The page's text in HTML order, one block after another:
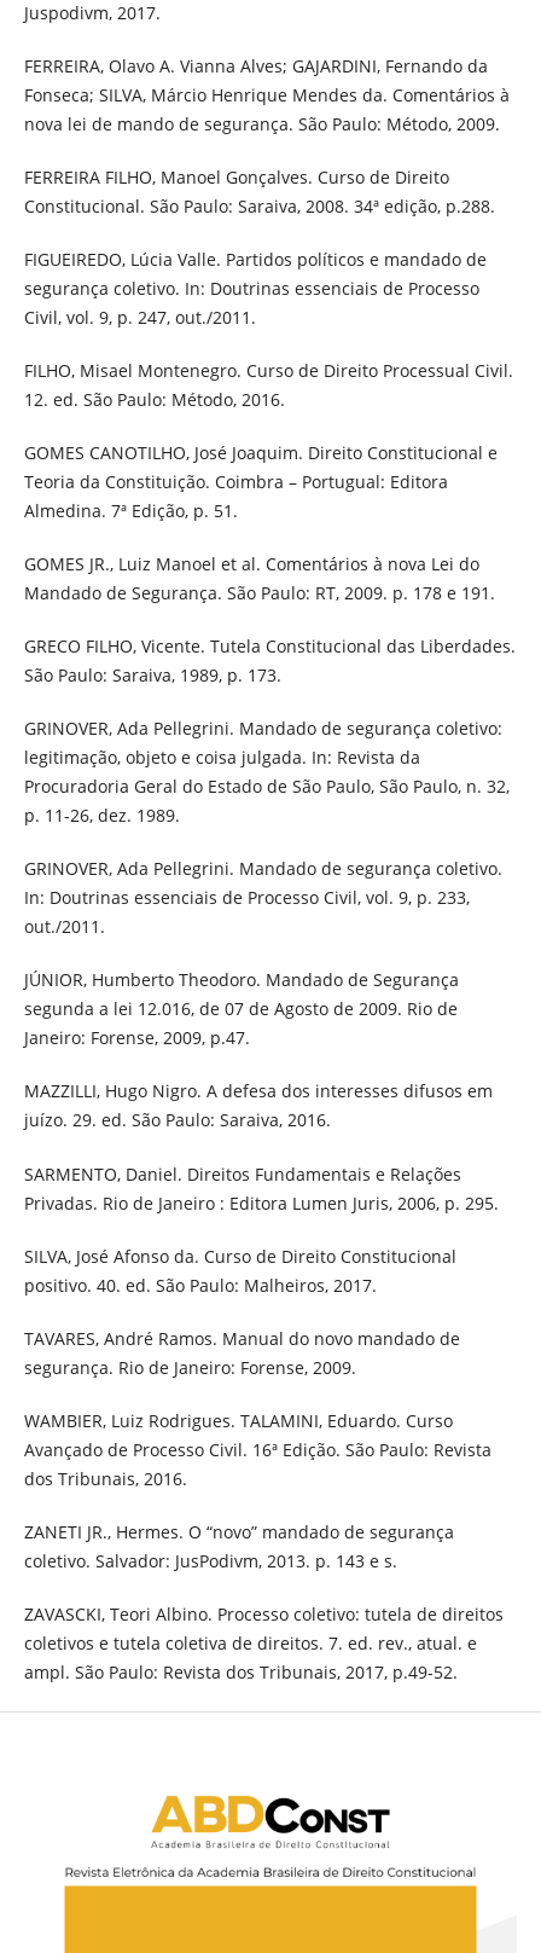
Juspodivm, 2017.
FERREIRA, Olavo A. Vianna Alves; GAJARDINI, Fernando da
Fonseca; SILVA, Márcio Henrique Mendes da. Comentários à
nova lei de mando de segurança. São Paulo: Método, 2009.
FERREIRA FILHO, Manoel Gonçalves. Curso de Direito
Constitucional. São Paulo: Saraiva, 2008. 34ª edição, p.288.
FIGUEIREDO, Lúcia Valle. Partidos políticos e mandado de
segurança coletivo. In: Doutrinas essenciais de Processo
Civil, vol. 9, p. 247, out./2011.
FILHO, Misael Montenegro. Curso de Direito Processual Civil.
12. ed. São Paulo: Método, 2016.
GOMES CANOTILHO, José Joaquim. Direito Constitucional e
Teoria da Constituição. Coimbra – Portugual: Editora
Almedina. 7ª Edição, p. 51.
GOMES JR., Luiz Manoel et al. Comentários à nova Lei do
Mandado de Segurança. São Paulo: RT, 2009. p. 178 e 191.
GRECO FILHO, Vicente. Tutela Constitucional das Liberdades.
São Paulo: Saraiva, 1989, p. 173.
GRINOVER, Ada Pellegrini. Mandado de segurança coletivo:
legitimação, objeto e coisa julgada. In: Revista da
Procuradoria Geral do Estado de São Paulo, São Paulo, n. 32,
p. 11-26, dez. 1989.
GRINOVER, Ada Pellegrini. Mandado de segurança coletivo.
In: Doutrinas essenciais de Processo Civil, vol. 9, p. 233,
out./2011.
JÚNIOR, Humberto Theodoro. Mandado de Segurança
segunda a lei 12.016, de 07 de Agosto de 2009. Rio de
Janeiro: Forense, 2009, p.47.
MAZZILLI, Hugo Nigro. A defesa dos interesses difusos em
juízo. 29. ed. São Paulo: Saraiva, 2016.
SARMENTO, Daniel. Direitos Fundamentais e Relações
Privadas. Rio de Janeiro : Editora Lumen Juris, 2006, p. 295.
SILVA, José Afonso da. Curso de Direito Constitucional
positivo. 40. ed. São Paulo: Malheiros, 2017.
TAVARES, André Ramos. Manual do novo mandado de
segurança. Rio de Janeiro: Forense, 2009.
WAMBIER, Luiz Rodrigues. TALAMINI, Eduardo. Curso
Avançado de Processo Civil. 16ª Edição. São Paulo: Revista
dos Tribunais, 2016.
ZANETI JR., Hermes. O “novo” mandado de segurança
coletivo. Salvador: JusPodivm, 2013. p. 143 e s.
ZAVASCKI, Teori Albino. Processo coletivo: tutela de direitos
coletivos e tutela coletiva de direitos. 7. ed. rev., atual. e
ampl. São Paulo: Revista dos Tribunais, 2017, p.49-52.